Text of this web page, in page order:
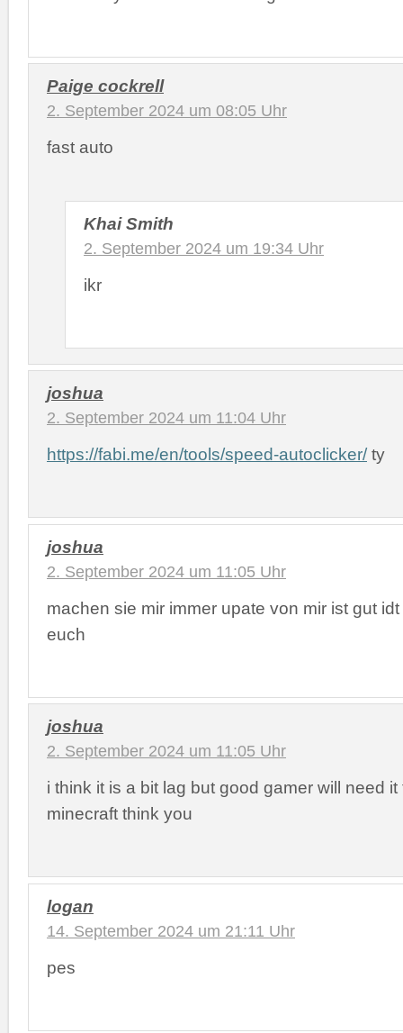
Paige cockrell
2. September 2024 um 08:05 Uhr
fast auto
Khai Smith
2. September 2024 um 19:34 Uhr
ikr
joshua
2. September 2024 um 11:04 Uhr
https://fabi.me/en/tools/speed-autoclicker/ty
joshua
2. September 2024 um 11:05 Uhr
machen sie mir immer upate von mir ist gut
euch
joshua
2. September 2024 um 11:05 Uhr
i think it is a bit lag but good gamer will need
minecraft think you
logan
14. September 2024 um 21:11 Uhr
pes